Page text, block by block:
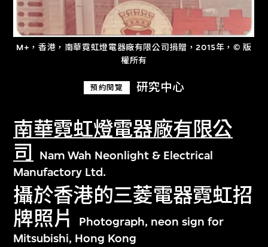
M+，香港，南華霓虹燈電器廠有限公司捐贈，2015年，© 版
權所有
預約閱覽 研究中心
南華霓虹燈電器廠有限公
司
Nam Wah Neonlight & Electrical
Manufactory Ltd.
攝於香港的三菱電器霓虹招
牌照片
Photograph, neon sign for
Mitsubishi, Hong Kong
關於M+藏品
探索世界頂級的二十及二十一世紀視覺